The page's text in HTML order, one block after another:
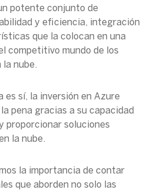
potente conjunto de
y eficiencia, integración
que la colocan en una
competitivo mundo de los
la nube.
es sí, la inversión en Azure
pena gracias a su capacidad
proporcionar soluciones
la nube.
la importancia de contar
que aborden no solo las